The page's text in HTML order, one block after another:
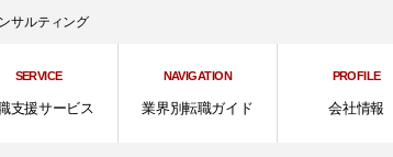
サルティング
SERVICE
支援サービス
NAVIGATION
業界別転職ガイド
PROFILE
会社情報